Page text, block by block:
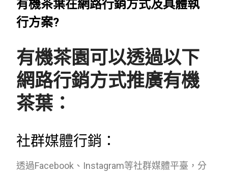
有機茶葉在網路行銷方式及具體執
行方案?
有機茶園可以透過以下
網路行銷方式推廣有機
茶葉：
社群媒體行銷：
透過Facebook、Instagram等社群媒體平臺，分